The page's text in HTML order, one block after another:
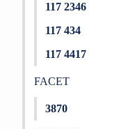
117 2346
117 434
117 4417
FACET
3870